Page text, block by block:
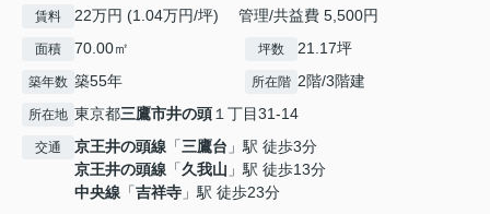
賃料 22万円 (1.04万円/坪) 管理/共益費 5,500円
面積 70.00㎡ 坪数 21.17坪
築年数 築55年 所在階 2階/3階建
所在地 東京都三鷹市井の頭１丁目31-14
交通 京王井の頭線 「三鷹台 」駅 徒歩3分
京王井の頭線 「久我山 」駅 徒歩13分
中央線 「吉祥寺 」駅 徒歩23分